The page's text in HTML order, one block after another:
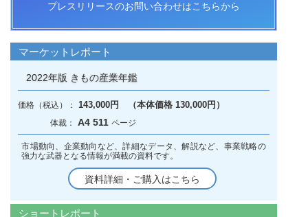
プレスリリースのお問い合わせはこちらから
マーケットレポート
2022年版 きもの産業年鑑
143,000円 （本体価格 130,000円）
A4 511
市場動向、企業動向など、詳細なデータ、解説など、事業戦略の
強力な武器となる情報が満載の資料です。
資料詳細・ご購入はこちら
ショートレポート